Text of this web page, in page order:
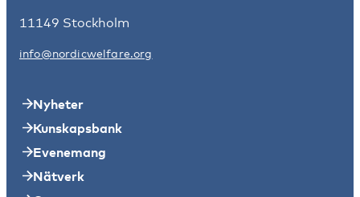
11149 Stockholm
info@nordicwelfare.org
Nyheter
Kunskapsbank
Evenemang
Nätverk